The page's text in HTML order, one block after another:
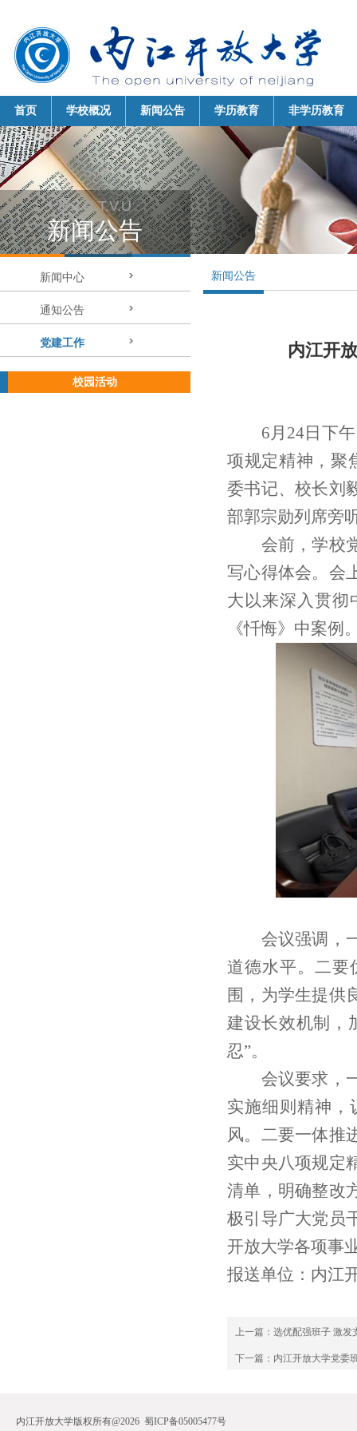
首页 学校概况 新闻公告 学历教育 非学历教育
N.J.R.T.V.U
新闻公告
新闻中心
通知公告
党建工作
校园活动
新闻公告
内江开
6月 24日下
项规定精神，聚
委书记、校长刘
部郭宗勋列席旁
会前，学校
写心得体会。 会
大以来深入贯彻
《忏悔》中案例
会议强调，
道德水平。二要
围，为学生提供
建设长效机制，
忍”。
会议要求，
实施细则精神，
风。二要一体推
实中央八项规定
清单，明确整改
极引导广大党员
开放大学各项事
报送单位：内江
上一篇： 选优配强班子 激
下一篇： 内江开放大学党委
内江开放大学版权所有@2026 蜀ICP备05005477号